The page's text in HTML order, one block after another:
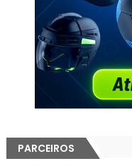
PARCEIROS